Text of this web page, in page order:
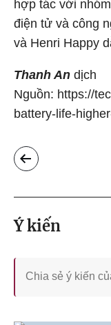
hợp tác với
điện tử và công
và Henri Happy
Thanh An dịch
Nguồn: https://
battery-life-
Ý kiến